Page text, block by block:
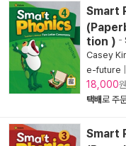
Smart
tion ) -
Casey
e-future
18,000
택배로 주
Smart